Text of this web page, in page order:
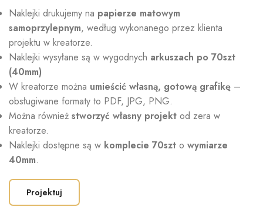
Naklejki drukujemy na papierze matowym
samoprzylepnym, według wykonanego przez klienta
projektu w kreatorze.
Naklejki wysyłane są w wygodnych arkuszach po 70szt
(40mm)
W kreatorze można umieścić własną, gotową grafikę –
obsługiwane formaty to PDF, JPG, PNG.
Można również stworzyć własny projekt od zera w
kreatorze.
Naklejki dostępne są w komplecie 70szt o wymiarze
40mm.
Projektuj